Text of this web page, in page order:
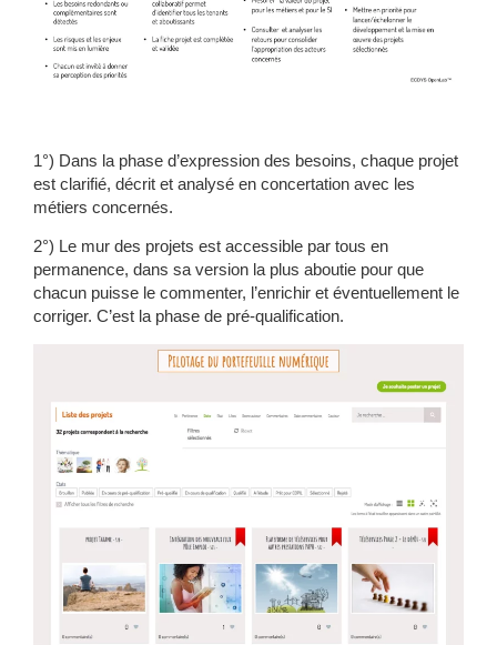
1°) Dans la phase d’expression des besoins, chaque projet
est clarifié, décrit et analysé en concertation avec les
métiers concernés.
2°) Le mur des projets est accessible par tous en
permanence, dans sa version la plus aboutie pour que
chacun puisse le commenter, l’enrichir et éventuellement le
corriger. C’est la phase de pré-qualification.